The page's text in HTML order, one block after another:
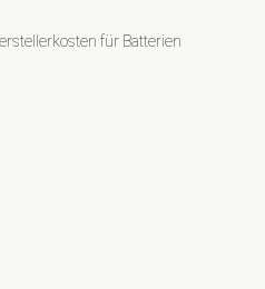
für Batterien